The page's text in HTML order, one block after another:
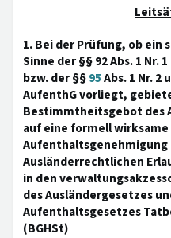
1. Bei der Prüfung, ob ein
Sinne der §§ 92 Abs. 1 Nr.
bzw. der §§95Abs. 1 Nr. 2
AufenthG vorliegt,
Bestimmtheitsgebot des
auf eine formell
Aufenthaltsgenehmigung
Ausländerrechtlichen
in den
des Ausländergesetzes
Aufenthaltsgesetzes
(BGHSt)